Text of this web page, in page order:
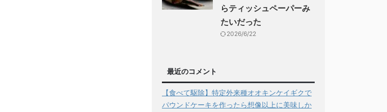
らティッシュペーパーみ
たいだった
2026/6/22
最近のコメント
【食べて駆除】特定外来種オオキンケイギクで
パウンドケーキを作ったら想像以上に美味しか